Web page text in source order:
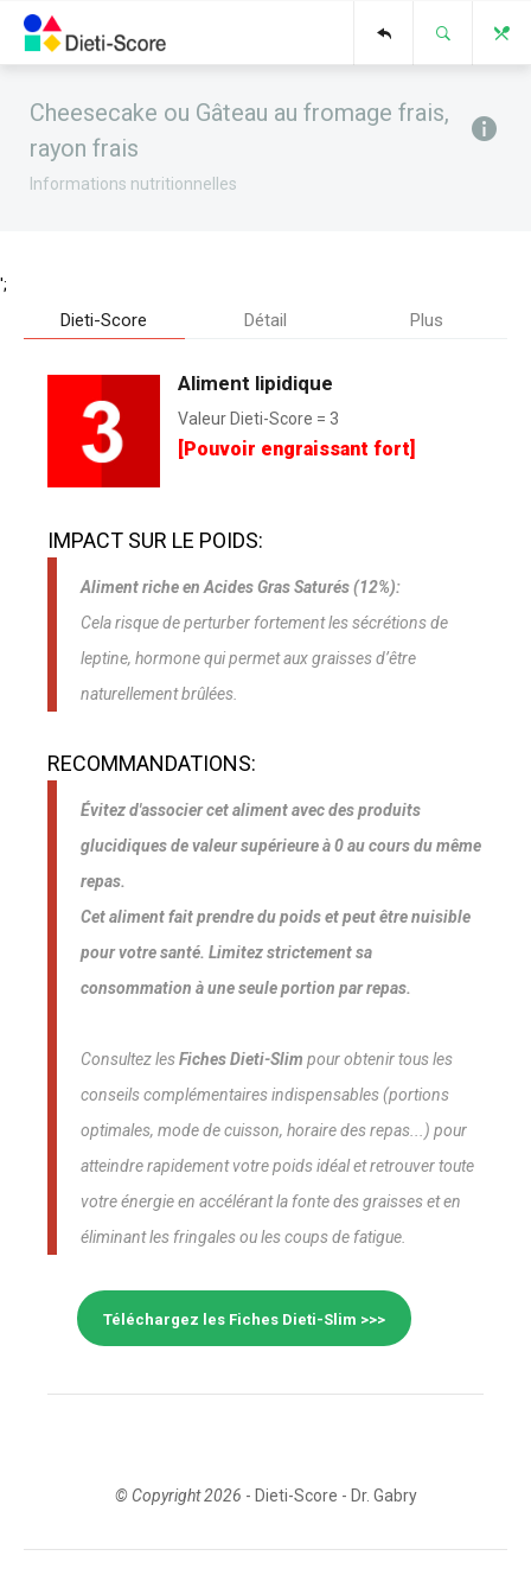
Cheesecake ou Gâteau au fromage frais,
rayon frais
Informations nutritionnelles
';
Dieti-Score Détail Plus
Aliment lipidique
Valeur Dieti-Score = 3
[Pouvoir engraissant fort]
IMPACT SUR LE POIDS:
Aliment riche en Acides Gras Saturés (12%):
Cela risque de perturber fortement les sécrétions de
leptine, hormone qui permet aux graisses d’être
naturellement brûlées.
RECOMMANDATIONS:
Évitez d'associer cet aliment avec des produits
glucidiques de valeur supérieure à 0 au cours du même
repas.
Cet aliment fait prendre du poids et peut être nuisible
pour votre santé. Limitez strictement sa
consommation à une seule portion par repas.
Consultez lesFiches Dieti-Slim pour obtenir tous les
conseils complémentaires indispensables (portions
optimales, mode de cuisson, horaire des repas...) pour
atteindre rapidement votre poids idéal et retrouver toute
votre énergie en accélérant la fonte des graisses et en
éliminant les fringales ou les coups de fatigue.
Téléchargez les Fiches Dieti-Slim >>>
© Copyright2026 - Dieti-Score - Dr. Gabry